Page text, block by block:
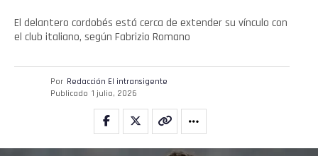
El delantero cordobés está cerca de extender su vínculo con
el club italiano, según Fabrizio Romano
Por Redacción El intransigente
Publicado 1 julio, 2026
Email